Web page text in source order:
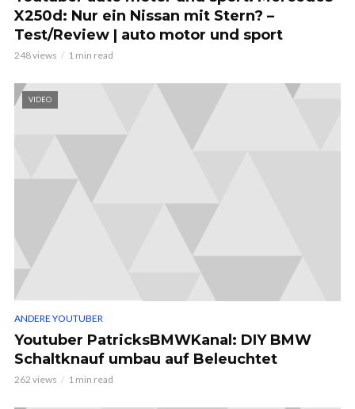
X250d: Nur ein Nissan mit Stern? –
Test/Review | auto motor und sport
248 views 1 min read
VIDEO
ANDERE YOUTUBER
Youtuber PatricksBMWKanal: DIY BMW
Schaltknauf umbau auf Beleuchtet
262 views 1 min read